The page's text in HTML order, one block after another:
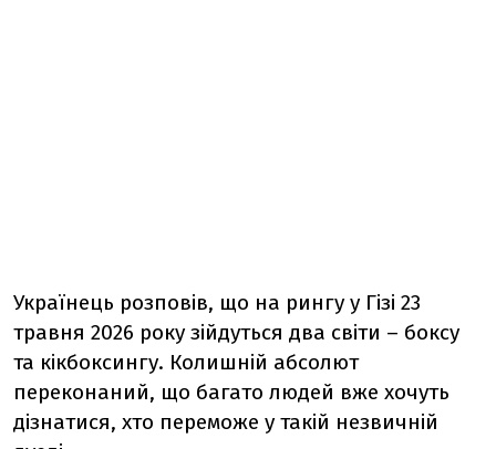
Українець розповів, що на рингу у Гізі 23
травня 2026 року зійдуться два світи – боксу
та кікбоксингу. Колишній абсолют
переконаний, що багато людей вже хочуть
дізнатися, хто переможе у такій незвичній